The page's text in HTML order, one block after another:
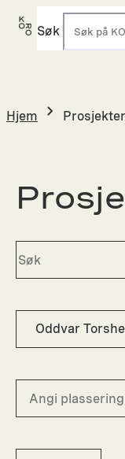
Hopp
Søk
Hjem Prosjekter
Oddvar